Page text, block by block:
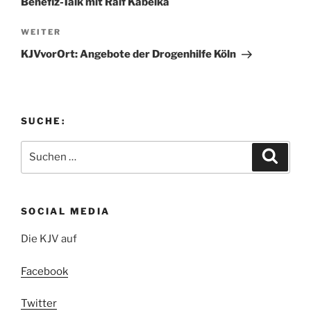
Nächster
Beitrag
WEITER
KJVvorOrt: Angebote der Drogenhilfe Köln
SUCHE:
nach:
SOCIAL MEDIA
Die KJV auf
Facebook
Twitter